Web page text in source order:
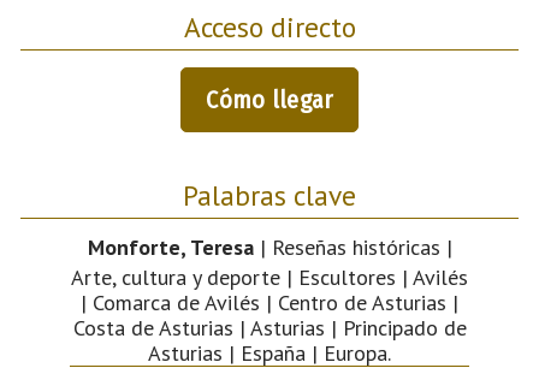
Acceso directo
Cómo llegar
Palabras clave
Monforte, Teresa| Reseñas históricas |
Arte, cultura y deporte | Escultores | Avilés
| Comarca de Avilés | Centro de Asturias |
Costa de Asturias | Asturias | Principado de
Asturias | España | Europa.